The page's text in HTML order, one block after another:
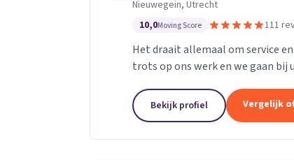
Nieuwegein, Utrecht
10,0Moving Score 111
Het draait allemaal om service
trots op ons werk en we gaan bij
Bekijk profiel Vergelijk